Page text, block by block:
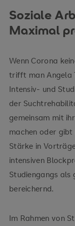
Soziale
Maximal
Wenn Corona
trifft man Angela
Intensiv- und
der
gemeinsam mit
machen oder gibt
Stärke in
intensiven
Studiengangs als
bereichernd.
Im Rahmen von